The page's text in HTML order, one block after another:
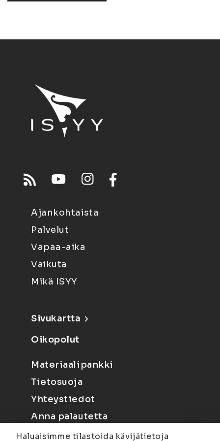
Ajankohtaista
Palvelut
Vapaa-aika
Vaikuta
Mikä ISYY
Sivukartta
Oikopolut
Materiaalipankki
Tietosuoja
Yhteystiedot
Anna palautetta
Haluaisimme tilastoida kävijätietoja